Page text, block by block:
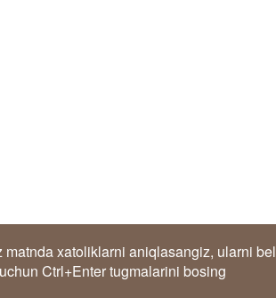
matnda xatoliklarni aniqlasangiz, ularni
Ctrl+Enter tugmalarini bosing